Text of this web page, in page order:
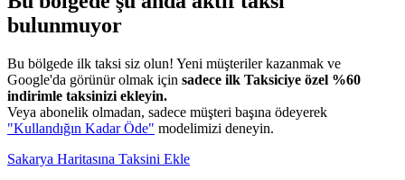
bulunmuyor
Bu bölgede ilk taksi siz olun! Yeni müşteriler kazanmak ve
Google'da görünür olmak için sadece ilk Taksiciye özel %60
indirimle taksinizi ekleyin.
Veya abonelik olmadan, sadece müşteri başına ödeyerek
"Kullandığın Kadar Öde" modelimizi deneyin.
Sakarya Haritasına Taksini Ekle